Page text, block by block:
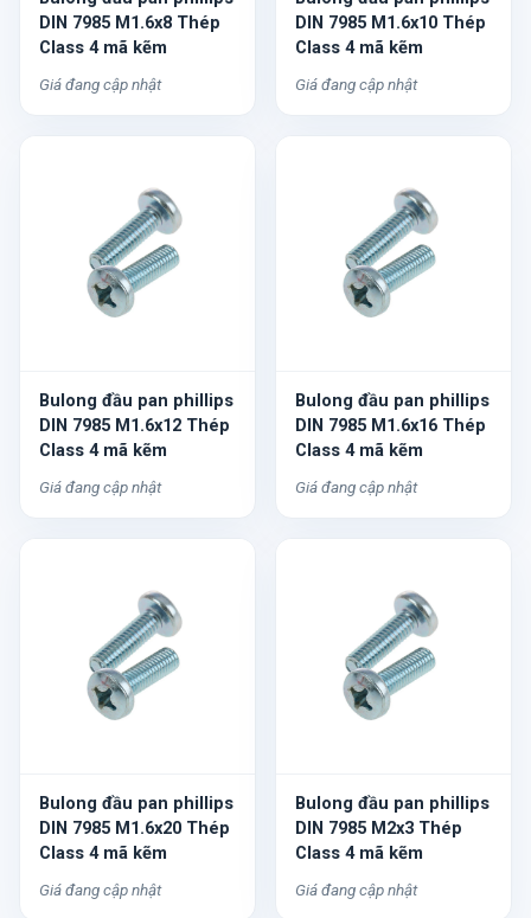
DIN 7985 M1.6x8 Thép
Class 4 mã kẽm
Giá đang cập nhật
DIN 7985 M1.6x10 Thép
Class 4 mã kẽm
Giá đang cập nhật
Bulong đầu pan phillips
DIN 7985 M1.6x12 Thép
Class 4 mã kẽm
Giá đang cập nhật
Bulong đầu pan phillips
DIN 7985 M1.6x16 Thép
Class 4 mã kẽm
Giá đang cập nhật
Bulong đầu pan phillips
DIN 7985 M1.6x20 Thép
Class 4 mã kẽm
Giá đang cập nhật
Bulong đầu pan phillips
DIN 7985 M2x3 Thép
Class 4 mã kẽm
Giá đang cập nhật